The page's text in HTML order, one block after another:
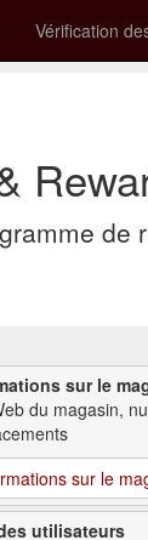
Vérification
sur le
du magasin,
sur le
utilisateurs